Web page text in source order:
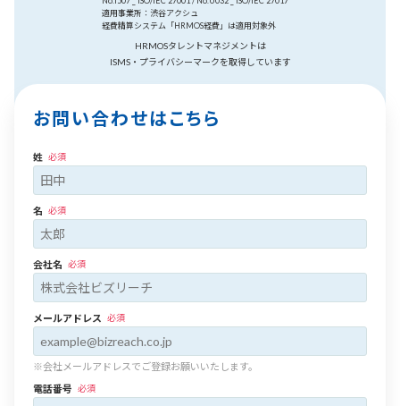
適用事業所：渋谷アクシュ
経費精算システム「HRMOS経費」は適用対象外
HRMOSタレントマネジメントは
ISMS・プライバシーマークを取得しています
お問い合わせはこちら
姓 必須
名 必須
会社名 必須
メールアドレス 必須
※会社メールアドレスでご登録お願いいたします。
電話番号 必須